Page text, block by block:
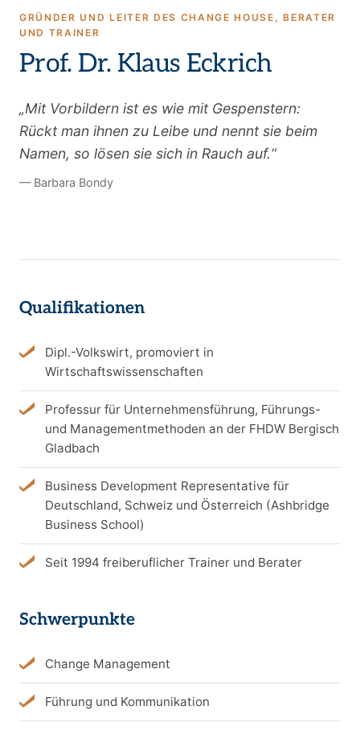
GRÜNDER UND LEITER DES CHANGE HOUSE, BERATER
UND TRAINER
Prof. Dr. Klaus Eckrich
„Mit Vorbildern ist es wie mit Gespenstern:
Rückt man ihnen zu Leibe und nennt sie beim
Namen, so lösen sie sich in Rauch auf.“
— Barbara Bondy
Qualifikationen
Dipl.-Volkswirt, promoviert in
Wirtschaftswissenschaften
Professur für Unternehmensführung, Führungs-
und Managementmethoden an der FHDW Bergisch
Gladbach
Business Development Representative für
Deutschland, Schweiz und Österreich (Ashbridge
Business School)
Seit 1994 freiberuflicher Trainer und Berater
Schwerpunkte
Change Management
Führung und Kommunikation